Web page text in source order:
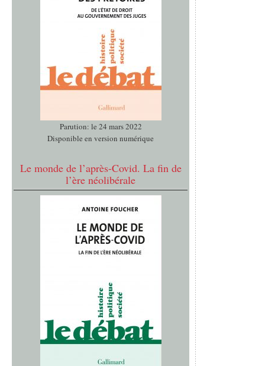
Parution: le 24 mars 2022
Disponible en version numérique
Le monde de l’après-Covid. La fin de
l’ère néolibérale